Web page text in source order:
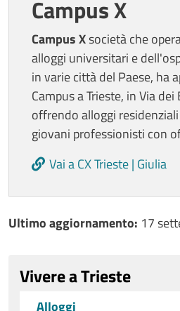
Campus X
Campus Xsocietà che
alloggi universitari e
in varie città del Paese, ha
Campus a Trieste, in Via
offrendo alloggi
giovani professionisti con
Vai a CX Trieste | Giulia
Ultimo aggiornamento
Ultimo aggiornamento: 17
Vivere a Trieste
Alloggi